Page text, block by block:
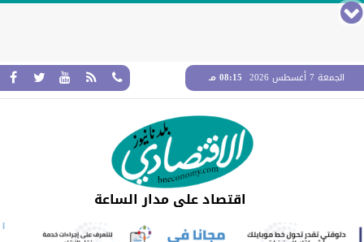
الجمعة 7 أغسطس 2026 08:15 مـ
اقتصاد على مدار الساعة